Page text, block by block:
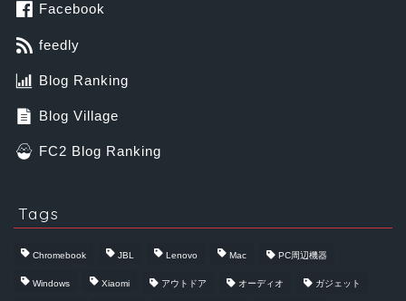
Facebook
feedly
Blog Ranking
Blog Village
FC2 Blog Ranking
Tags
Chromebook JBL Lenovo Mac PC周辺機器
Windows Xiaomi アウトドア オーディオ ガジェット